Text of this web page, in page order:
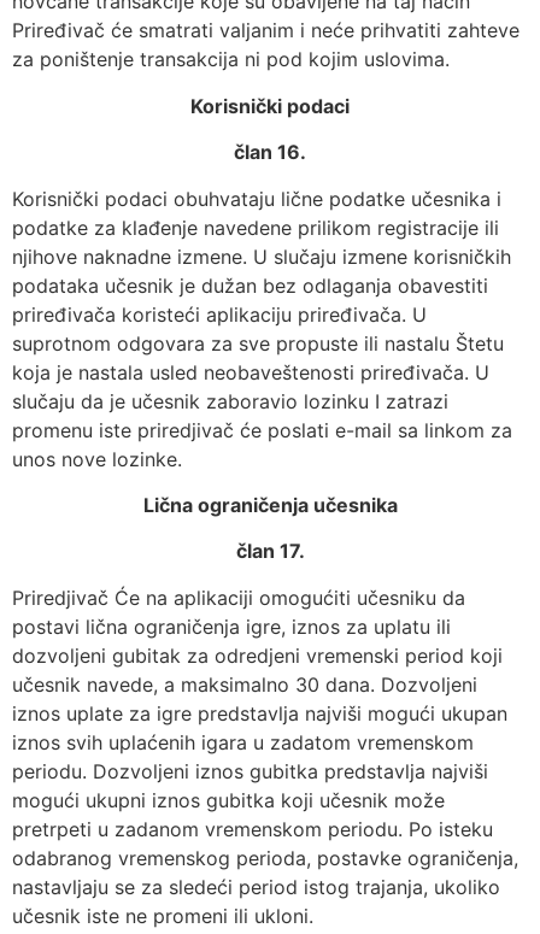
Priređivač će smatrati valjanim i neće prihvatiti zahteve
za poništenje transakcija ni pod kojim uslovima.
Korisnički podaci
član 16.
Korisnički podaci obuhvataju lične podatke učesnika i
podatke za klađenje navedene prilikom registracije ili
njihove naknadne izmene. U slučaju izmene korisničkih
podataka učesnik je dužan bez odlaganja obavestiti
priređivača koristeći aplikaciju priređivača. U
suprotnom odgovara za sve propuste ili nastalu Štetu
koja je nastala usled neobaveštenosti priređivača. U
slučaju da je učesnik zaboravio lozinku I zatrazi
promenu iste priredjivač će poslati e-mail sa linkom za
unos nove lozinke.
Lična ograničenja učesnika
član 17.
Priredjivač Će na aplikaciji omogućiti učesniku da
postavi lična ograničenja igre, iznos za uplatu ili
dozvoljeni gubitak za odredjeni vremenski period koji
učesnik navede, a maksimalno 30 dana. Dozvoljeni
iznos uplate za igre predstavlja najviši mogući ukupan
iznos svih uplaćenih igara u zadatom vremenskom
periodu. Dozvoljeni iznos gubitka predstavlja najviši
mogući ukupni iznos gubitka koji učesnik može
pretrpeti u zadanom vremenskom periodu. Po isteku
odabranog vremenskog perioda, postavke ograničenja,
nastavljaju se za sledeći period istog trajanja, ukoliko
učesnik iste ne promeni ili ukloni.